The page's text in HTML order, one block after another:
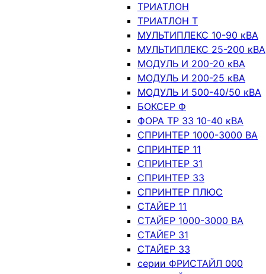
ТРИАТЛОН
ТРИАТЛОН Т
МУЛЬТИПЛЕКС 10-90 кВА
МУЛЬТИПЛЕКС 25-200 кВА
МОДУЛЬ И 200-20 кВА
МОДУЛЬ И 200-25 кВА
МОДУЛЬ И 500-40/50 кВА
БОКСЕР Ф
ФОРА ТР 33 10-40 кВА
СПРИНТЕР 1000-3000 ВА
СПРИНТЕР 11
СПРИНТЕР 31
СПРИНТЕР 33
СПРИНТЕР ПЛЮС
СТАЙЕР 11
СТАЙЕР 1000-3000 ВА
СТАЙЕР 31
СТАЙЕР 33
серии ФРИСТАЙЛ 000